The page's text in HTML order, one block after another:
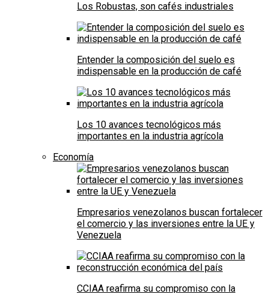
Los Robustas, son cafés industriales
Entender la composición del suelo es
indispensable en la producción de café
Los 10 avances tecnológicos más
importantes en la industria agrícola
Economía
Empresarios venezolanos buscan fortalecer
el comercio y las inversiones entre la UE y
Venezuela
CCIAA reafirma su compromiso con la